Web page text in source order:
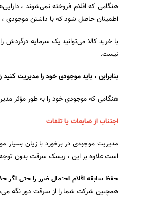
هنگامی که اقلام فروخته نمی‌شوند ،
اطمینان حاصل شود که با داشتن موجودی
با خرید کالا می‌توانید یک سرمایه در‌گردش
نیست.
بنابراین ، باید موجودی خود را مدیریت
هنگامی که موجودی خود را به طور مؤثر
اجتناب از ضایعات یا تلفات
مدیریت موجودی در برخورد با زیان بسیار
است.علاوه بر این ، ریسک سرقت بدون
حفظ سابقه اقلام احتمال ضرر را حتی اگر
همچنین شرکت شما را از سرقت دور نگه